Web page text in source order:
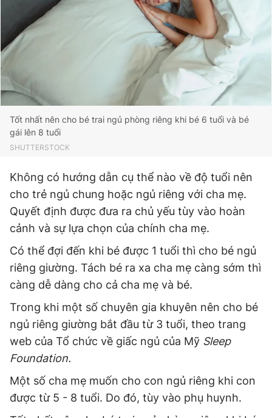
Tốt nhất nên cho bé trai ngủ phòng riêng khi bé 6 tuổi và bé
gái lên 8 tuổi
SHUTTERSTOCK
Không có hướng dẫn cụ thể nào về độ tuổi nên
cho trẻ ngủ chung hoặc ngủ riêng với cha mẹ.
Quyết định được đưa ra chủ yếu tùy vào hoàn
cảnh và sự lựa chọn của chính cha mẹ.
Có thể đợi đến khi bé được 1 tuổi thì cho bé ngủ
riêng giường. Tách bé ra xa cha mẹ càng sớm thì
càng dễ dàng cho cả cha mẹ và bé.
Trong khi một số chuyên gia khuyên nên cho bé
ngủ riêng giường bắt đầu từ 3 tuổi, theo trang
web của Tổ chức về giấc ngủ của Mỹ Sleep
Foundation.
Một số cha mẹ muốn cho con ngủ riêng khi con
được từ 5 - 8 tuổi. Do đó, tùy vào phụ huynh.